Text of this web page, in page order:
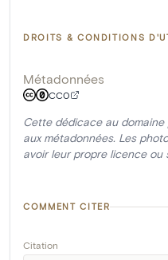
DROITS & CONDITIONS
Métadonnées
CC0
Cette dédicace au
aux métadonnées. Les
avoir leur propre licence
COMMENT CITER
Citation